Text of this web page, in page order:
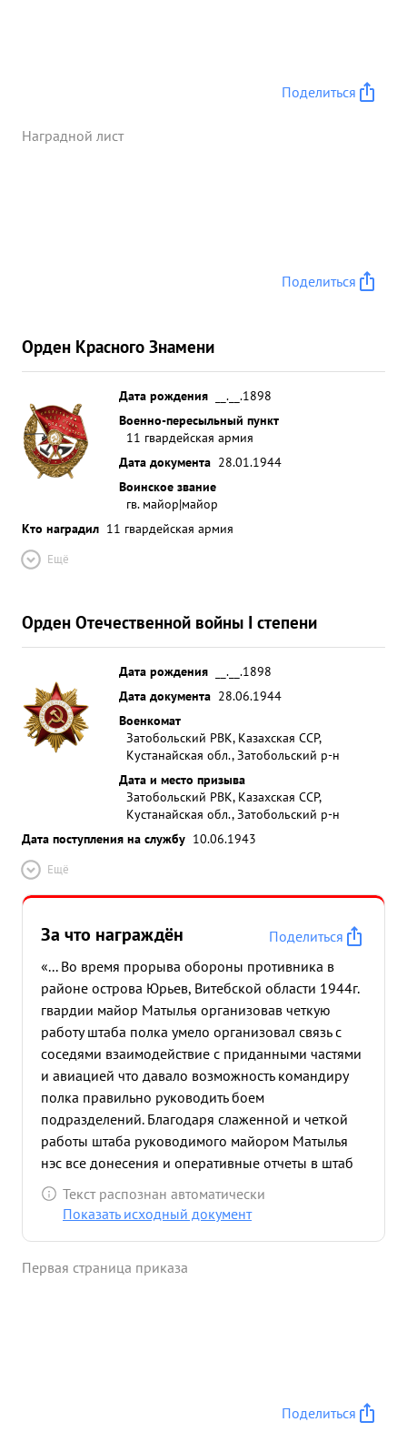
Поделиться
Наградной лист
Поделиться
Орден Красного Знамени
Дата рождения
__.__.1898
Военно-пересыльный пункт
11 гвардейская армия
Дата документа 28.01.1944
Воинское звание
гв. майор|майор
Кто наградил 11 гвардейская армия
Ещё
Орден Отечественной войны I степени
Дата рождения
__.__.1898
Дата документа 28.06.1944
Военкомат
Затобольский РВК, Казахская ССР,
Кустанайская обл., Затобольский р-н
Дата и место призыва
Затобольский РВК, Казахская ССР,
Кустанайская обл., Затобольский р-н
Дата поступления на службу 10.06.1943
Ещё
За что награждён
Поделиться
«... Во время прорыва обороны противника в
районе острова Юрьев, Витебской области 1944г.
гвардии майор Матылья организовав четкую
работу штаба полка умело организовал связь с
соседями взаимодействие с приданными частями
и авиацией что давало возможность командиру
полка правильно руководить боем
подразделений. Благодаря слаженной и четкой
работы штаба руководимого майором Матылья
нэс все донесения и оперативные отчеты в штаб
дивизии представлялись в срок и хорошего
качества ,почему командование дивизии всегда
принимать те или иные решения. Личто
Текст распознан автоматически
Показать исходный документ
Первая страница приказа
Поделиться